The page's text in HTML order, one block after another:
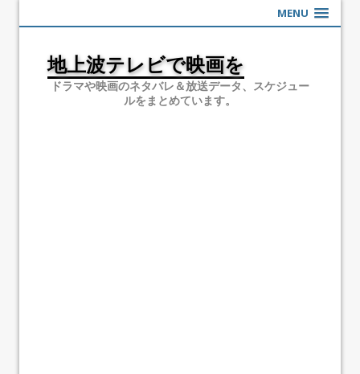
MENU
地上波テレビで映画を
ドラマや映画のネタバレ＆放送データ、スケジュー
ルをまとめています。